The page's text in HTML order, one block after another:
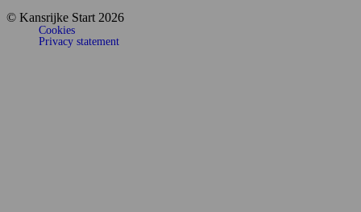
© Kansrijke Start 2026
Cookies
Privacy statement